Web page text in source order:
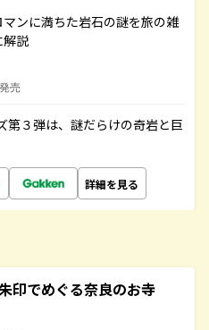
ンに満ちた岩石の謎を旅の雑
解説
売
第３弾は、謎だらけの奇岩と巨
詳細を見る
印でめぐる奈良のお寺